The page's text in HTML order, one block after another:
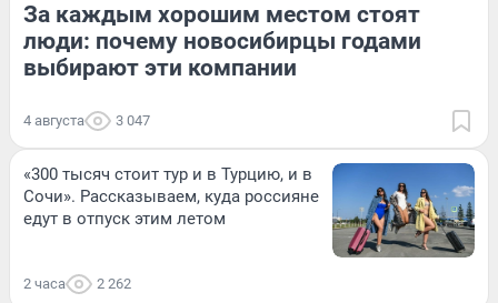
За каждым хорошим местом стоят
люди: почему новосибирцы годами
выбирают эти компании
4 августа 3 047
«300 тысяч стоит тур и в Турцию, и в
Сочи». Рассказываем, куда россияне
едут в отпуск этим летом
2 часа 2 262